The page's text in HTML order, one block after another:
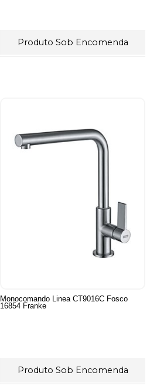
Produto Sob Encomenda
Monocomando Linea CT9016C Fosco
16854 Franke
Produto Sob Encomenda